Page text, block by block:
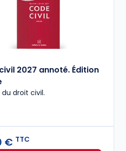
2027 annoté. Édition
du droit civil.
€ TTC